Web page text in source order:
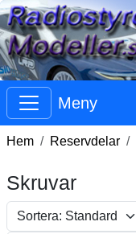
Meny
Hem Reservdelar
Skruvar